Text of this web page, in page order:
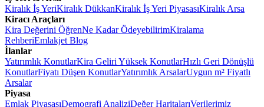
Kiralık İş YeriKiralık DükkanKiralık İş Yeri PiyasasıKiralık Arsa
Kiracı Araçları
Kira Değerini ÖğrenNe Kadar ÖdeyebilirimKiralama
RehberiEmlakjet Blog
İlanlar
Yatırımlık KonutlarKira Geliri Yüksek KonutlarHızlı Geri Dönüşlü
KonutlarFiyatı Düşen KonutlarYatırımlık ArsalarUygun m² Fiyatlı
Arsalar
Piyasa
Emlak PiyasasıDemografi AnaliziDeğer HaritalarıVerilerimiz